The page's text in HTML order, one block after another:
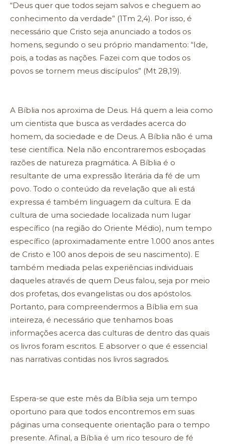
“Deus quer que todos sejam salvos e cheguem ao
conhecimento da verdade” (1Tm 2,4). Por isso, é
necessário que Cristo seja anunciado a todos os
homens, segundo o seu próprio mandamento: “Ide,
pois, a todas as nações. Fazei com que todos os
povos se tornem meus discípulos” (Mt 28,19).
A Bíblia nos aproxima de Deus. Há quem a leia como
um cientista que busca as verdades acerca do
homem, da sociedade e de Deus. A Bíblia não é uma
tese científica. Nela não encontraremos esboçadas
razões de natureza pragmática. A Bíblia é o
resultante de uma expressão literária da fé de um
povo. Todo o conteúdo da revelação que ali está
expressa é também linguagem da cultura. E da
cultura de uma sociedade localizada num lugar
específico (na região do Oriente Médio), num tempo
específico (aproximadamente entre 1.000 anos antes
de Cristo e 100 anos depois de seu nascimento). E
também mediada pelas experiências individuais
daqueles através de quem Deus falou, seja por meio
dos profetas, dos evangelistas ou dos apóstolos.
Portanto, para compreendermos a Bíblia em sua
inteireza, é necessário que tenhamos boas
informações acerca das culturas de dentro das quais
os livros foram escritos. E absorver o que é essencial
nas narrativas contidas nos livros sagrados.
Espera-se que este mês da Bíblia seja um tempo
oportuno para que todos encontremos em suas
páginas uma consequente orientação para o tempo
presente. Afinal, a Bíblia é um rico tesouro de fé